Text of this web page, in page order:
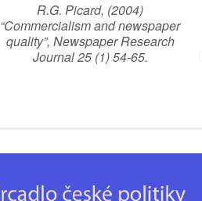
R.G. Picard, (2004)
“Commercialism and newspaper
quality”, Newspaper Research
Journal 25 (1) 54-65.